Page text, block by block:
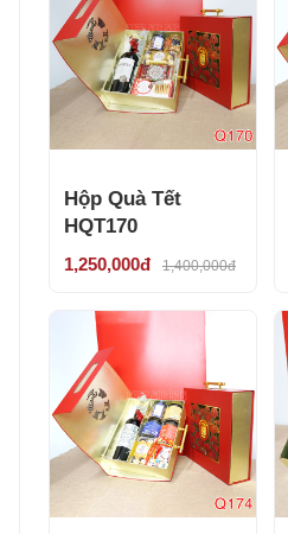
Hộp Quà Tết
HQT170
1,250,000đ 1,400,000đ